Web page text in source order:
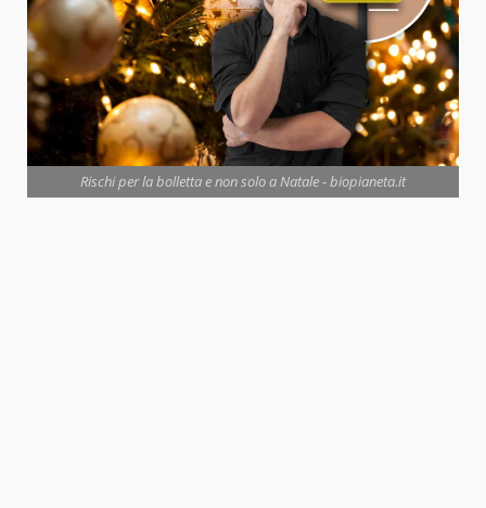
Rischi per la bolletta e non solo a Natale - biopianeta.it